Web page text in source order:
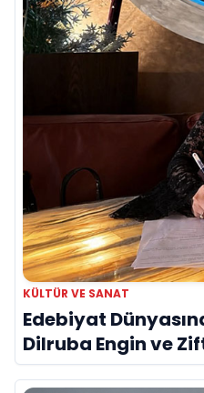
KÜLTÜR VE SANAT
Edebiyat
Dilruba Engin ve Zift